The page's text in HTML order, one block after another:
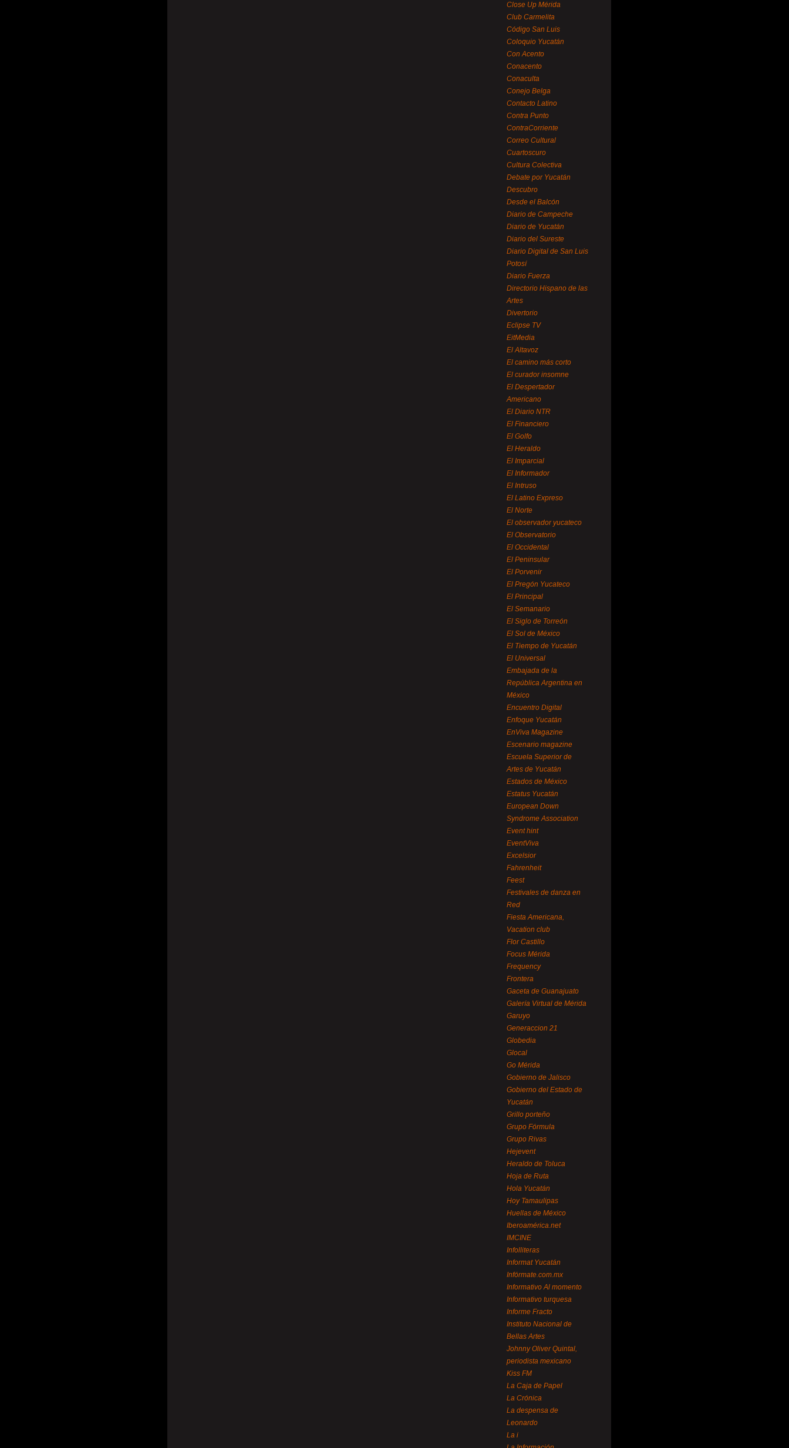
Close Up Mérida
Club Carmelita
Código San Luis
Coloquio Yucatán
Con Acento
Conacento
Conaculta
Conejo Belga
Contacto Latino
Contra Punto
ContraCorriente
Correo Cultural
Cuartoscuro
Cultura Colectiva
Debate por Yucatán
Descubro
Desde el Balcón
Diario de Campeche
Diario de Yucatán
Diario del Sureste
Diario Digital de San Luis
Potosí
Diario Fuerza
Directorio Hispano de las
Artes
Divertorio
Eclipse TV
EitMedia
El Altavoz
El camino más corto
El curador insomne
El Despertador
Americano
El Diario NTR
El Financiero
El Golfo
El Heraldo
El Imparcial
El Informador
El Intruso
El Latino Expreso
El Norte
El observador yucateco
El Observatorio
El Occidental
El Peninsular
El Porvenir
El Pregón Yucateco
El Principal
El Semanario
El Siglo de Torreón
El Sol de México
El Tiempo de Yucatán
El Universal
Embajada de la
República Argentina en
México
Encuentro Digital
Enfoque Yucatán
EnViva Magazine
Escenario magazine
Escuela Superior de
Artes de Yucatán
Estados de México
Estatus Yucatán
European Down
Syndrome Association
Event hint
EventViva
Excelsior
Fahrenheit
Feest
Festivales de danza en
Red
Fiesta Americana,
Vacation club
Flor Castillo
Focus Mérida
Frequency
Frontera
Gaceta de Guanajuato
Galería Virtual de Mérida
Garuyo
Generaccion 21
Globedia
Glocal
Go Mérida
Gobierno de Jalisco
Gobierno del Estado de
Yucatán
Grillo porteño
Grupo Fórmula
Grupo Rivas
Hejevent
Heraldo de Toluca
Hoja de Ruta
Hola Yucatán
Hoy Tamaulipas
Huellas de México
Iberoamérica.net
IMCINE
Infolliteras
Informat Yucatán
Infórmate.com.mx
Informativo Al momento
Informativo turquesa
Informe Fracto
Instituto Nacional de
Bellas Artes
Johnny Oliver Quintal,
periodista mexicano
Kiss FM
La Caja de Papel
La Crónica
La despensa de
Leonardo
La i